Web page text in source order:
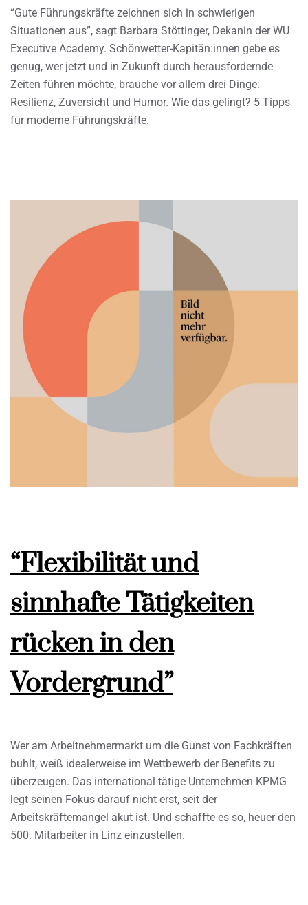
“Gute Führungskräfte zeichnen sich in schwierigen
Situationen aus”, sagt Barbara Stöttinger, Dekanin der WU
Executive Academy. Schönwetter-Kapitän:innen gebe es
genug, wer jetzt und in Zukunft durch herausfordernde
Zeiten führen möchte, brauche vor allem drei Dinge:
Resilienz, Zuversicht und Humor. Wie das gelingt? 5 Tipps
für moderne Führungskräfte.
“Flexibilität und
sinnhafte Tätigkeiten
rücken in den
Vordergrund”
Wer am Arbeitnehmermarkt um die Gunst von Fachkräften
buhlt, weiß idealerweise im Wettbewerb der Benefits zu
überzeugen. Das international tätige Unternehmen KPMG
legt seinen Fokus darauf nicht erst, seit der
Arbeitskräftemangel akut ist. Und schaffte es so, heuer den
500. Mitarbeiter in Linz einzustellen.